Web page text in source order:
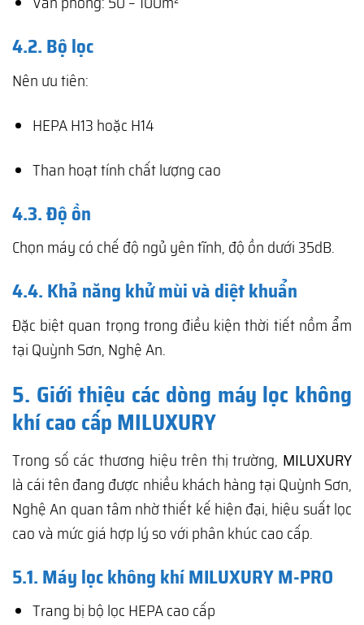
4.2. Bộ lọc
Nên ưu tiên:
HEPA H13 hoặc H14
Than hoạt tính chất lượng cao
4.3. Độ ồn
Chọn máy có chế độ ngủ yên tĩnh, độ ồn dưới 35dB.
4.4. Khả năng khử mùi và diệt khuẩn
Đặc biệt quan trọng trong điều kiện thời tiết nồm ẩm
tại Quỳnh Sơn, Nghệ An.
5. Giới thiệu các dòng máy lọc không
khí cao cấp MILUXURY
Trong số các thương hiệu trên thị trường, MILUXURY
là cái tên đang được nhiều khách hàng tại Quỳnh Sơn,
Nghệ An quan tâm nhờ thiết kế hiện đại, hiệu suất lọc
cao và mức giá hợp lý so với phân khúc cao cấp.
5.1. Máy lọc không khí MILUXURY M-PRO
Trang bị bộ lọc HEPA cao cấp